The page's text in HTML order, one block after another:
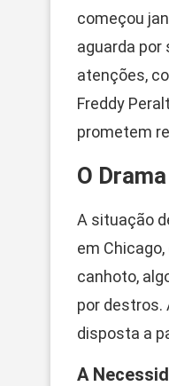
começou
aguarda por
atenções,
Freddy
prometem
O
A situação
em
canhoto,
por destros.
disposta a
A